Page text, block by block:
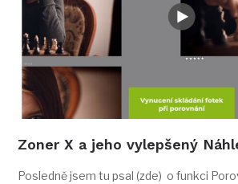
Zoner X a jeho vylepšený
Posledně jsem tu psal (zde) o funkci